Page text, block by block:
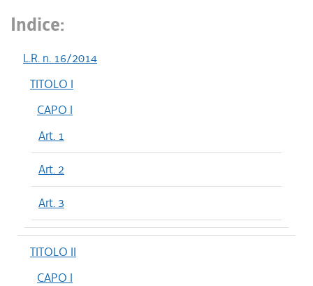
Indice:
L.R. n. 16/2014
TITOLO I
CAPO I
Art. 1
Art. 2
Art. 3
TITOLO II
CAPO I